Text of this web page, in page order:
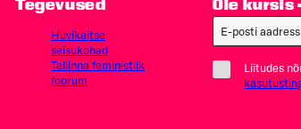
Tegevused
Huvikaitse
seisukohad
Tallinna feministlik
foorum
Ole kursis
Liitudes